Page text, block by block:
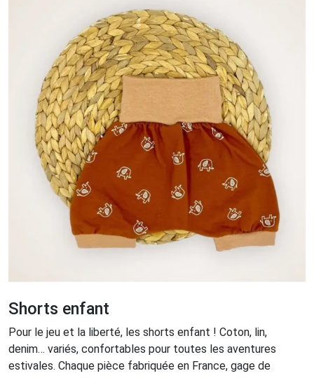
Shorts enfant
Pour le jeu et la liberté, les shorts enfant ! Coton, lin,
denim… variés, confortables pour toutes les aventures
estivales. Chaque pièce fabriquée en France, gage de